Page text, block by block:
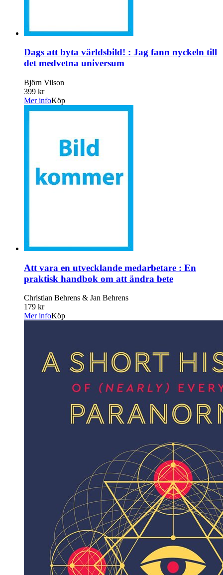
Dags att byta världsbild! : Jag fann nyckeln till
det medvetna universum
Björn Vilson
399 kr
Mer infoKöp
Att vara en utvecklande medarbetare : En
praktisk handbok om att ändra bete
Christian Behrens & Jan Behrens
179 kr
Mer infoKöp